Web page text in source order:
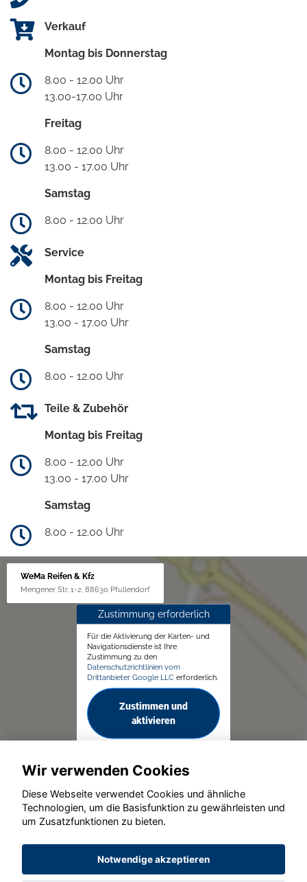
Verkauf
Montag bis Donnerstag
8.00 - 12.00 Uhr
13.00-17.00 Uhr
Freitag
8.00 - 12.00 Uhr
13.00 - 17.00 Uhr
Samstag
8.00 - 12.00 Uhr
Service
Montag bis Freitag
8.00 - 12.00 Uhr
13.00 - 17.00 Uhr
Samstag
8.00 - 12.00 Uhr
Teile & Zubehör
Montag bis Freitag
8.00 - 12.00 Uhr
13.00 - 17.00 Uhr
Samstag
8.00 - 12.00 Uhr
WeMa Reifen & Kfz
Mengener Str. 1-2, 88630 Pfullendorf
Zustimmung erforderlich
Für die Aktivierung der Karten- und
Navigationsdienste ist Ihre
Zustimmung zu den
Datenschutzrichtlinien vom
Drittanbieter Google LLC erforderlich.
Zustimmen und
aktivieren
© konjunkturmotor.de GmbH 2020 - 2026
Wir verwenden Cookies
Diese Webseite verwendet Cookies und ähnliche
Technologien, um die Basisfunktion zu gewährleisten und
um Zusatzfunktionen zu bieten.
Notwendige akzeptieren